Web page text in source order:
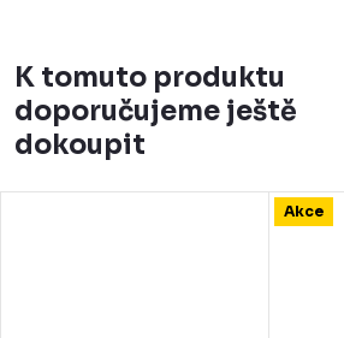
K tomuto produktu
doporučujeme ještě
dokoupit
Akce